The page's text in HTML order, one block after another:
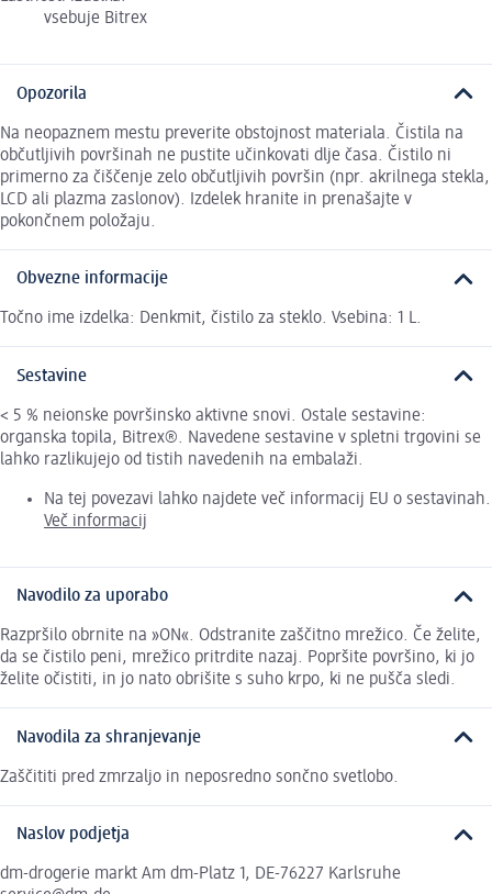
vsebuje Bitrex
Opozorila
Na neopaznem mestu preverite obstojnost materiala. Čistila na
občutljivih površinah ne pustite učinkovati dlje časa. Čistilo ni
primerno za čiščenje zelo občutljivih površin (npr. akrilnega stekla,
LCD ali plazma zaslonov). Izdelek hranite in prenašajte v
pokončnem položaju.
Obvezne informacije
Točno ime izdelka: Denkmit, čistilo za steklo. Vsebina: 1 L.
Sestavine
< 5 % neionske površinsko aktivne snovi. Ostale sestavine:
organska topila, Bitrex®. Navedene sestavine v spletni trgovini se
lahko razlikujejo od tistih navedenih na embalaži.
Na tej povezavi lahko najdete več informacij EU o sestavinah.
Več informacij
Navodilo za uporabo
Razpršilo obrnite na »ON«. Odstranite zaščitno mrežico. Če želite,
da se čistilo peni, mrežico pritrdite nazaj. Popršite površino, ki jo
želite očistiti, in jo nato obrišite s suho krpo, ki ne pušča sledi.
Navodila za shranjevanje
Zaščititi pred zmrzaljo in neposredno sončno svetlobo.
Naslov podjetja
dm-drogerie markt Am dm-Platz 1, DE-76227 Karlsruhe